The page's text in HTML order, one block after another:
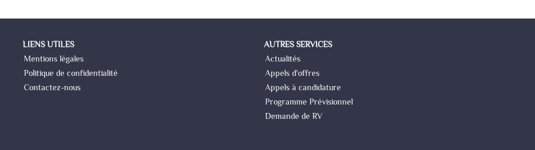
LIENS UTILES
Mentions légales
Politique de confidentialité
Contactez-nous
AUTRES SERVICES
Actualités
Appels d'offres
Appels à candidature
Programme Prévisionnel
Demande de RV